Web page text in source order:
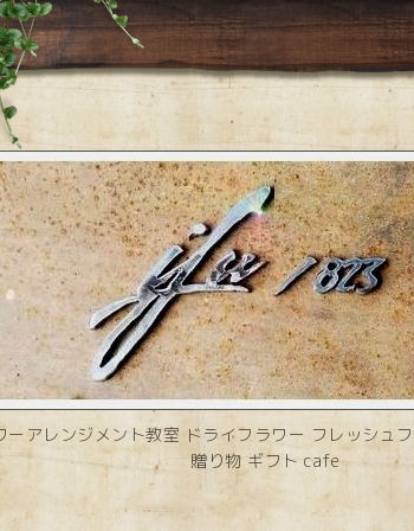
ーアレンジメント教室 ドライフラワー フレッシュ
贈り物 ギフト cafe